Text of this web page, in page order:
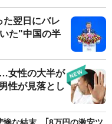
た翌日にバレ
た"中国の半
女性の大半が
性が見落とし